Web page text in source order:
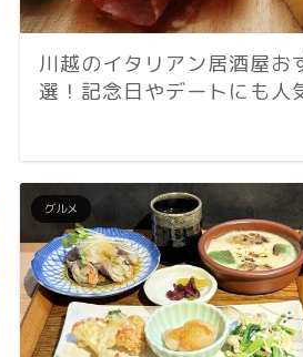
川越のイタリアン居酒屋お
選！記念日やデートにも人
グルメ